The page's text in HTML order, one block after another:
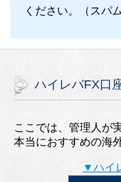
ください。（スパ
ハイレバFX口
ここでは、管理人が
本当におすすめの海
▼ハイ